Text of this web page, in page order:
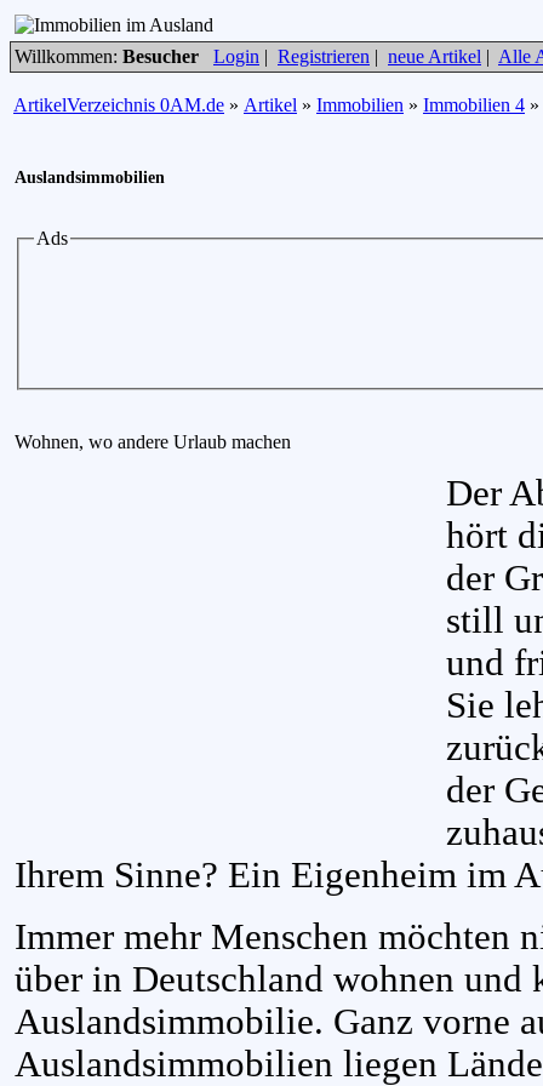
Willkommen: Besucher Login | Registrieren | neue Artikel | Alle
ArtikelVerzeichnis 0AM.de » Artikel » Immobilien » Immobilien 4 »
Auslandsimmobilien
Ads
Wohnen, wo andere Urlaub machen
Der
hört
der
still
und
Sie
der
Ihrem Sinne? Ein Eigenheim im
Immer mehr Menschen möchten
über in Deutschland wohnen und
Auslandsimmobilie. Ganz vorne
Auslandsimmobilien liegen